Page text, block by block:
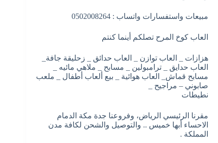
مبيعات واستفسارات واتساب : 0502008264
العاب كوخ المرح تصلكم أينما كنتم
هزازات _ العاب توازن _ العاب حدائق _ زحليقة جافة_
العاب حدايق _ ترامبولين _ مسابح _ ملاهي مائيه _
مسابح قماش_ العاب هوائية _ بيع ألعاب أطفال _ ملعب
صابوني – مراجيح _
نطيطات
مقرنا الرئيسي الرياض، وفروعنا جدة مكة الدمام
الاحساء أبها خميس .. والتوصيل والشحن لكافة مدن
المملكة .